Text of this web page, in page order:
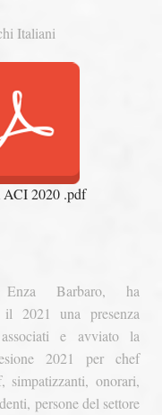
Italiani
ACI 2020 .pdf
Barbaro, ha
il 2021 una presenza
e avviato la
2021 per chef
simpatizzanti, onorari,
persone del settore